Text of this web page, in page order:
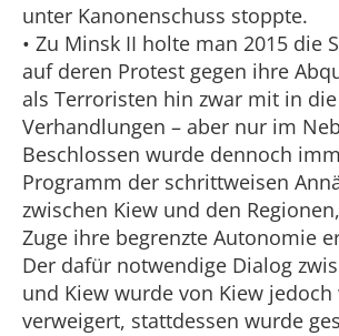
unter Kanonenschuss stoppte.
• Zu Minsk II holte man 2015 die
auf deren Protest gegen ihre
als Terroristen hin zwar mit in die
Verhandlungen – aber nur im
Beschlossen wurde dennoch
Programm der schrittweisen
zwischen Kiew und den
Zuge ihre begrenzte Autonomie
Der dafür notwendige Dialog
und Kiew wurde von Kiew
verweigert, stattdessen wurde